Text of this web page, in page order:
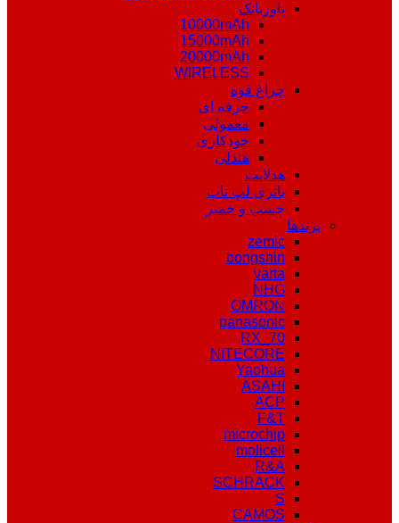
پاوربانک
10000mAh
15000mAh
20000mAh
WIRELESS
چراغ قوه
حرفه ای
معمولی
خودکاری
هندلی
هدلایت
باتری لپ تاپ
چسب و خمیر
برندها
zemic
bongshin
varta
NHG
OMRON
panasonic
RX_70
NITECORE
Yaohua
ASAHI
ACP
F&T
microchip
molicell
R&A
SCHRACK
S
CAMOS